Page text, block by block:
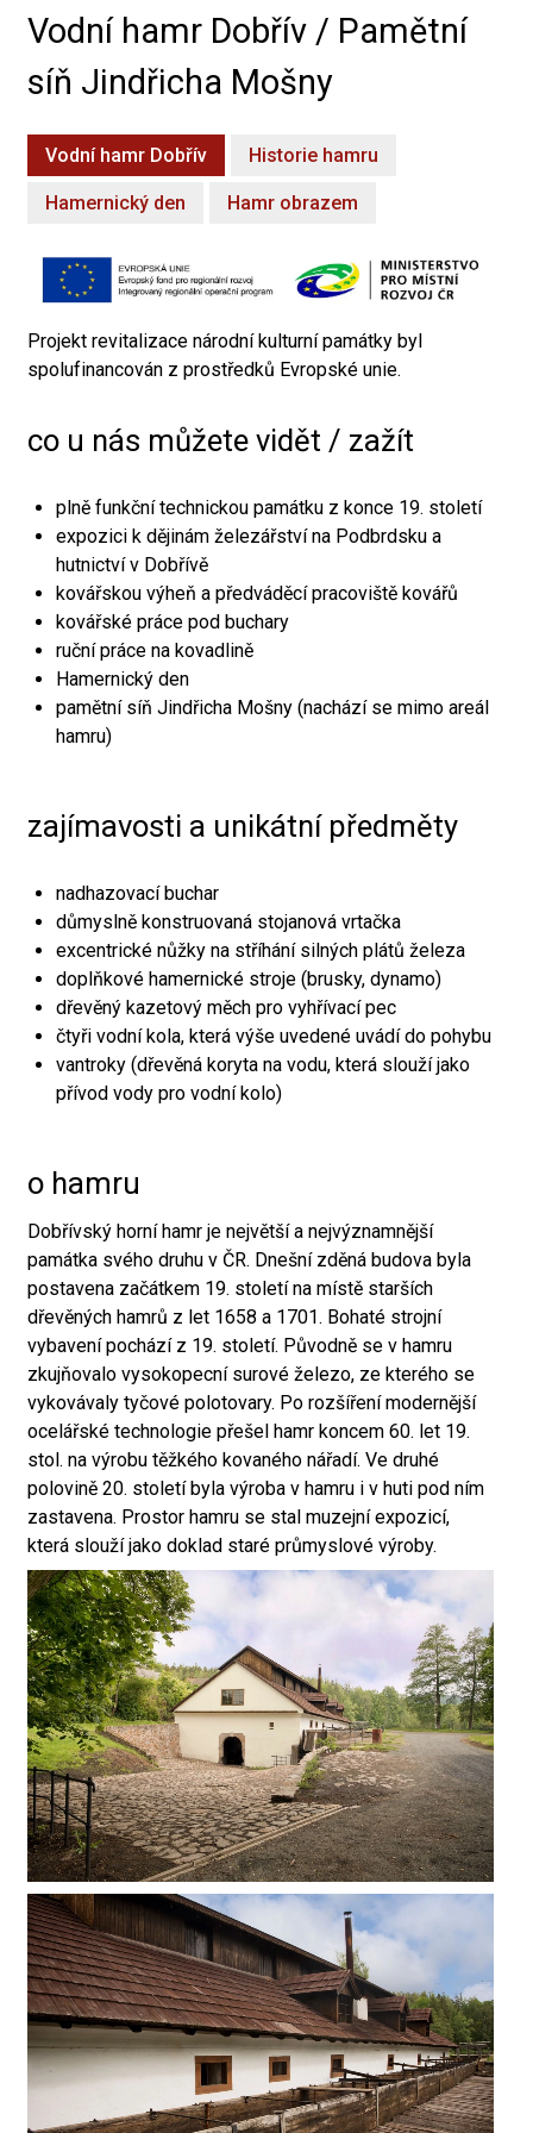
Vodní hamr Dobřív / Pamětní
síň Jindřicha Mošny
Vodní hamr Dobřív Historie hamru
Hamernický den Hamr obrazem
Projekt revitalizace národní kulturní památky byl
spolufinancován z prostředků Evropské unie.
co u nás můžete vidět / zažít
plně funkční technickou památku z konce 19. století
expozici k dějinám železářství na Podbrdsku a
hutnictví v Dobřívě
kovářskou výheň a předváděcí pracoviště kovářů
kovářské práce pod buchary
ruční práce na kovadlině
Hamernický den
pamětní síň Jindřicha Mošny (nachází se mimo areál
hamru)
zajímavosti a unikátní předměty
nadhazovací buchar
důmyslně konstruovaná stojanová vrtačka
excentrické nůžky na stříhání silných plátů železa
doplňkové hamernické stroje (brusky, dynamo)
dřevěný kazetový měch pro vyhřívací pec
čtyři vodní kola, která výše uvedené uvádí do pohybu
vantroky (dřevěná koryta na vodu, která slouží jako
přívod vody pro vodní kolo)
o hamru
Dobřívský horní hamr je největší a nejvýznamnější
památka svého druhu v ČR. Dnešní zděná budova byla
postavena začátkem 19. století na místě starších
dřevěných hamrů z let 1658 a 1701. Bohaté strojní
vybavení pochází z 19. století. Původně se v hamru
zkujňovalo vysokopecní surové železo, ze kterého se
vykovávaly tyčové polotovary. Po rozšíření modernější
ocelářské technologie přešel hamr koncem 60. let 19.
stol. na výrobu těžkého kovaného nářadí. Ve druhé
polovině 20. století byla výroba v hamru i v huti pod ním
zastavena. Prostor hamru se stal muzejní expozicí,
která slouží jako doklad staré průmyslové výroby.